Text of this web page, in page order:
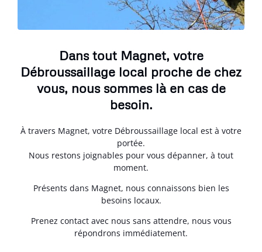
Dans tout Magnet, votre
Débroussaillage local proche de chez
vous, nous sommes là en cas de
besoin.
À travers Magnet, votre Débroussaillage local est à votre
portée.
Nous restons joignables pour vous dépanner, à tout
moment.
Présents dans Magnet, nous connaissons bien les
besoins locaux.
Prenez contact avec nous sans attendre, nous vous
répondrons immédiatement.